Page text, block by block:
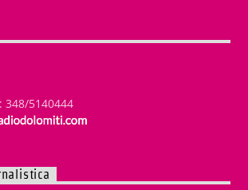
348/5140444